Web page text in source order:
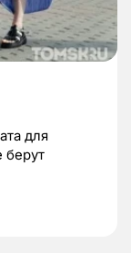
для